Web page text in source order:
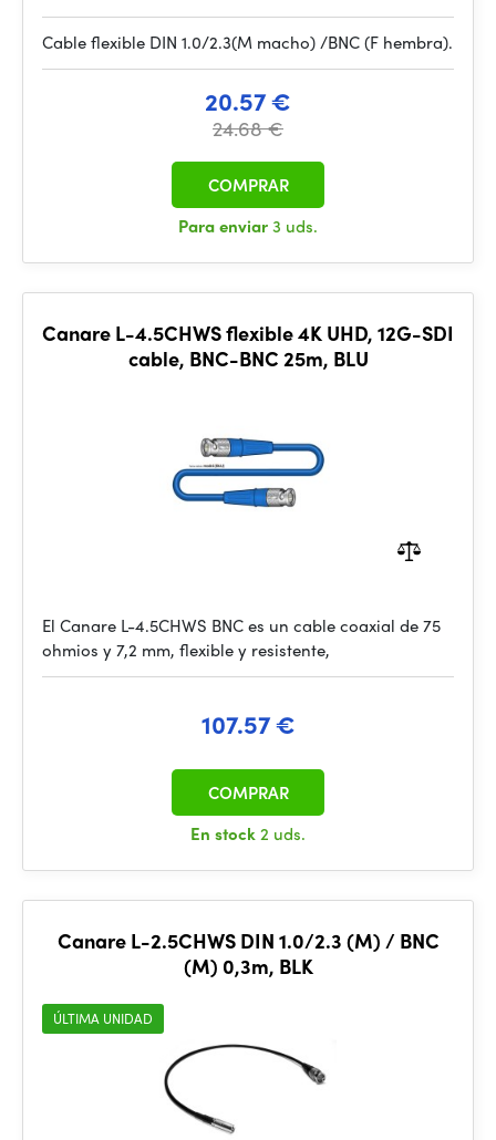
Cable flexible DIN 1.0/2.3(M macho) /BNC (F hembra).
20.57 €
24.68 €
Para enviar3 uds.
COMPRAR
Canare L-4.5CHWS flexible 4K UHD, 12G-SDI
cable, BNC-BNC 25m, BLU
El Canare L-4.5CHWS BNC es un cable coaxial de 75
ohmios y 7,2 mm, flexible y resistente,
107.57 €
En stock2 uds.
COMPRAR
Canare L-2.5CHWS DIN 1.0/2.3 (M) / BNC
(M) 0,3m, BLK
ÚLTIMA UNIDAD